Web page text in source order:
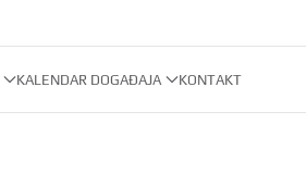
KALENDAR DOGAĐAJA KONTAKT